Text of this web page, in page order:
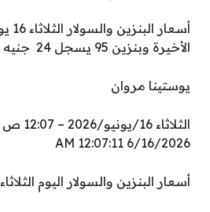
الأخيرة وبنزين 95 يسجل 24 جنيه
يوستينا مروان
الثلاثاء 16/يونيو/2026 – 12:07 ص
6/16/2026 12:07:11 AM
أسعار البنزين والسولار اليوم الثلاثاء 16 يونيو 2026